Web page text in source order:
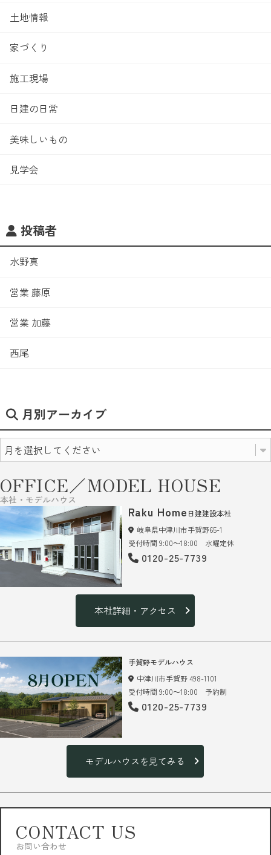
土地情報
家づくり
施工現場
日建の日常
美味しいもの
見学会
投稿者
水野真
営業 藤原
営業 加藤
西尾
月別アーカイブ
OFFICE／MODEL HOUSE
本社・モデルハウス
Raku Home 日建建設本社
岐阜県中津川市手賀野65-1
受付時間 9:00～18:00 水曜定休
0120-25-7739
本社詳細・アクセス
手賀野モデルハウス
中津川市手賀野 498-1101
受付時間 9:00～18:00 予約制
0120-25-7739
モデルハウスを見てみる
CONTACT US
お問い合わせ